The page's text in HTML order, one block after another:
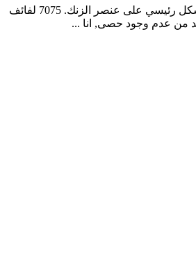
لفائف الألمنيوم هي مادة تصنيع شائعة, و 7 لفائف الألمنيوم سلسلة هي واحدة من النماذج. 7000 نموذج ممثل لفائف الألومنيوم سلسلة 7075 لفائف الالومنيوم, يحتوي بشكل رئيسي على عنصر الزنك. 7075 لفائف